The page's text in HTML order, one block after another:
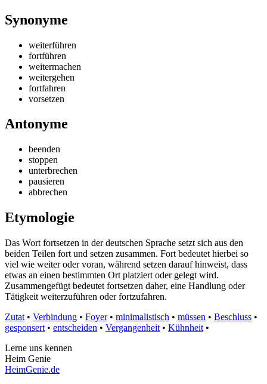
Synonyme
weiterführen
fortführen
weitermachen
weitergehen
fortfahren
vorsetzen
Antonyme
beenden
stoppen
unterbrechen
pausieren
abbrechen
Etymologie
Das Wort fortsetzen in der deutschen Sprache setzt sich aus den
beiden Teilen fort und setzen zusammen. Fort bedeutet hierbei so
viel wie weiter oder voran, während setzen darauf hinweist, dass
etwas an einen bestimmten Ort platziert oder gelegt wird.
Zusammengefügt bedeutet fortsetzen daher, eine Handlung oder
Tätigkeit weiterzuführen oder fortzufahren.
Zutat • Verbindung • Foyer• minimalistisch • müssen • Beschluss •
gesponsert • entscheiden • Vergangenheit • Kühnheit •
Lerne uns kennen
Heim Genie
HeimGenie.de